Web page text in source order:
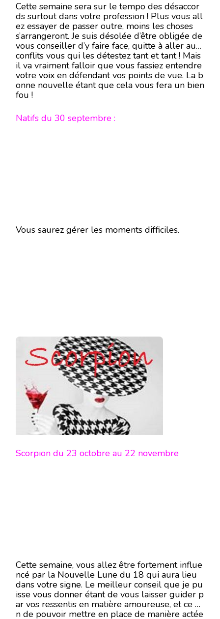
Cette semaine sera sur le tempo des désaccor
ds surtout dans votre profession ! Plus vous all
ez essayer de passer outre, moins les choses
s’arrangeront. Je suis désolée d’être obligée de
vous conseiller d’y faire face, quitte à aller aux
conflits vous qui les détestez tant et tant ! Mais
il va vraiment falloir que vous fassiez entendre
votre voix en défendant vos points de vue. La b
onne nouvelle étant que cela vous fera un bien
fou !
Natifs du 30 septembre :
Vous saurez gérer les moments difficiles.
Scorpion du 23 octobre au 22 novembre
Cette semaine, vous allez être fortement influe
ncé par la Nouvelle Lune du 18 qui aura lieu
dans votre signe. Le meilleur conseil que je pu
isse vous donner étant de vous laisser guider p
ar vos ressentis en matière amoureuse, et ce afi
n de pouvoir mettre en place de manière actée